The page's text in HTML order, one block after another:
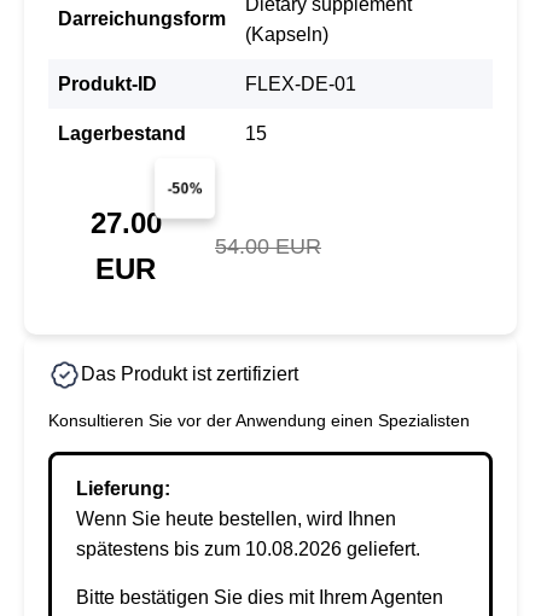
Darreichungsform
Dietary supplement
(Kapseln)
Produkt-ID FLEX-DE-01
Lagerbestand 15
-50%
27.00
EUR
54.00 EUR
Das Produkt ist zertifiziert
Konsultieren Sie vor der Anwendung einen Spezialisten
Lieferung:
Wenn Sie heute bestellen, wird Ihnen
spätestens bis zum 10.08.2026 geliefert.
Bitte bestätigen Sie dies mit Ihrem Agenten